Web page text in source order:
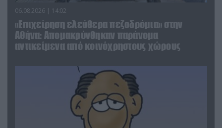
06.08.2026 | 14:02
«Επιχείρηση ελεύθερα πεζοδρόμια» στην
Αθήνα: Απομακρύνθηκαν παράνομα
αντικείμενα από κοινόχρηστους χώρους